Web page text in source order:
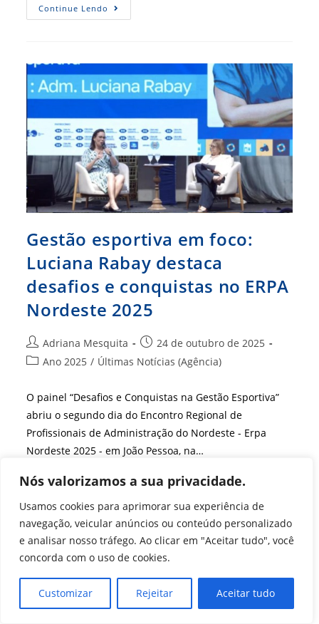
Nós valorizamos a sua privacidade.
Usamos cookies para aprimorar sua experiência de
navegação, veicular anúncios ou conteúdo personalizado
e analisar nosso tráfego. Ao clicar em "Aceitar tudo", você
concorda com o uso de cookies.
Customizar Rejeitar Aceitar tudo
Continue Lendo No
Ceará,
Qualidade
E
Os
Avanços
Cursos
Superiores
De
Formação
Técnica
Ofertados
No
País
Gestão esportiva em foco:
Luciana Rabay destaca
desafios e conquistas no ERPA
Nordeste 2025
Autor
do
Adriana Mesquita
Post
publicado:
24 de outubro de 2025
Categoria
Ano 2025 / Últimas Notícias (Agência)
O painel “Desafios e Conquistas na Gestão Esportiva”
abriu o segundo dia do Encontro Regional de
Profissionais de Administração do Nordeste - Erpa
Nordeste 2025 - em João Pessoa, na…
Continue LendoGestão
Em
Foco:
Luciana
Rabay
Destaca
Desafios
E
Conquistas
Nordeste